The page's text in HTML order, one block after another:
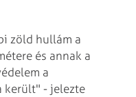
zöld hullám a
és annak a
a
került" - jelezte